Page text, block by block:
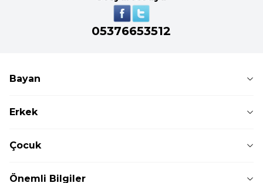
05376653512
Bayan
Erkek
Çocuk
Önemli Bilgiler